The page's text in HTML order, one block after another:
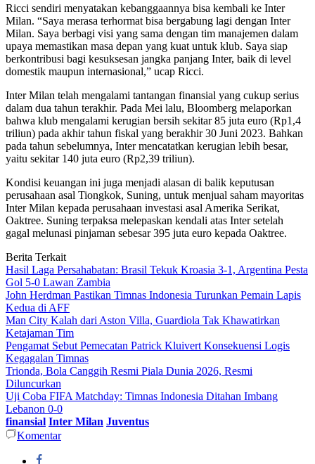
Ricci sendiri menyatakan kebanggaannya bisa kembali ke Inter
Milan. “Saya merasa terhormat bisa bergabung lagi dengan Inter
Milan. Saya berbagi visi yang sama dengan tim manajemen dalam
upaya memastikan masa depan yang kuat untuk klub. Saya siap
berkontribusi bagi kesuksesan jangka panjang Inter, baik di level
domestik maupun internasional,” ucap Ricci.
Inter Milan telah mengalami tantangan finansial yang cukup serius
dalam dua tahun terakhir. Pada Mei lalu, Bloomberg melaporkan
bahwa klub mengalami kerugian bersih sekitar 85 juta euro (Rp1,4
triliun) pada akhir tahun fiskal yang berakhir 30 Juni 2023. Bahkan
pada tahun sebelumnya, Inter mencatatkan kerugian lebih besar,
yaitu sekitar 140 juta euro (Rp2,39 triliun).
Kondisi keuangan ini juga menjadi alasan di balik keputusan
perusahaan asal Tiongkok, Suning, untuk menjual saham mayoritas
Inter Milan kepada perusahaan investasi asal Amerika Serikat,
Oaktree. Suning terpaksa melepaskan kendali atas Inter setelah
gagal melunasi pinjaman sebesar 395 juta euro kepada Oaktree.
Berita Terkait
Hasil Laga Persahabatan: Brasil Tekuk Kroasia 3-1, Argentina Pesta
Gol 5-0 Lawan Zambia
John Herdman Pastikan Timnas Indonesia Turunkan Pemain Lapis
Kedua di AFF
Man City Kalah dari Aston Villa, Guardiola Tak Khawatirkan
Ketajaman Tim
Pengamat Sebut Pemecatan Patrick Kluivert Konsekuensi Logis
Kegagalan Timnas
Trionda, Bola Canggih Resmi Piala Dunia 2026, Resmi
Diluncurkan
Uji Coba FIFA Matchday: Timnas Indonesia Ditahan Imbang
Lebanon 0-0
finansial Inter Milan Juventus
Komentar